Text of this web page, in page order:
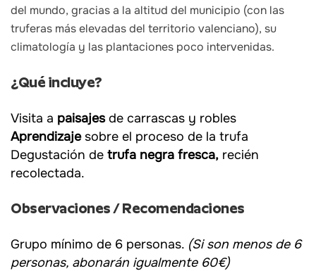
del mundo, gracias a la altitud del municipio (con las
truferas más elevadas del territorio valenciano), su
climatología y las plantaciones poco intervenidas.
¿Qué incluye?
Visita a paisajesde carrascas y robles
Aprendizajesobre el proceso de la trufa
Degustación de trufa negra fresca, recién
recolectada.
Observaciones / Recomendaciones
Grupo mínimo de 6 personas. (Si son menos de 6
personas, abonarán igualmente 60€)